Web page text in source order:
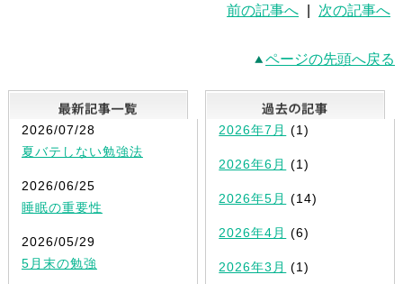
前の記事へ 次の記事へ
ページの先頭へ戻る
最新記事一覧
2026/07/28
夏バテしない勉強法
2026/06/25
睡眠の重要性
2026/05/29
5月末の勉強
2026年7月 (1)
2026年6月 (1)
2026年5月 (14)
2026年4月 (6)
2026年3月 (1)